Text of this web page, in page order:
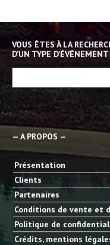
VOUS ÊTES À LA
D’UN TYPE
— A PROPOS —
Présentation
Clients
Partenaires
Conditions de vente et
Politique de
Crédits, mentions